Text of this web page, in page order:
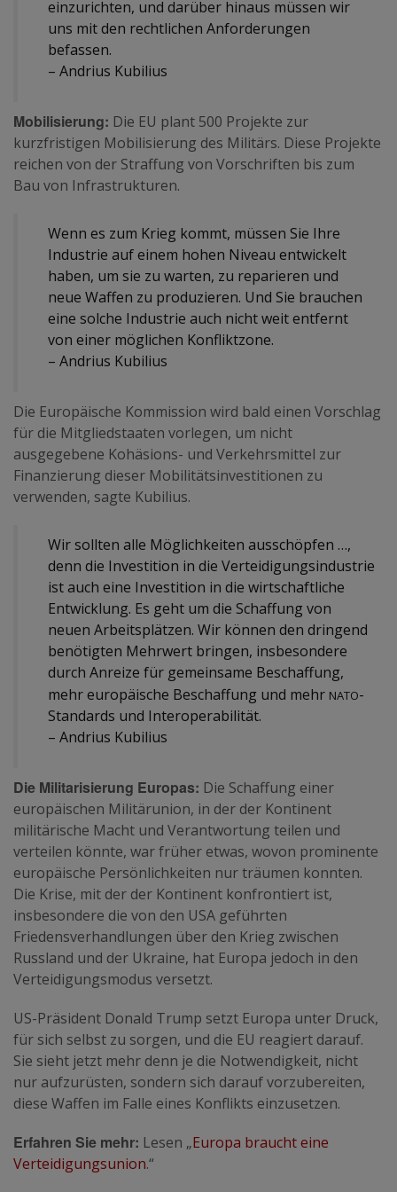
einzurichten, und darüber hinaus müssen wir
uns mit den rechtlichen Anforderungen
befassen.
– Andrius Kubilius
Mobilisierung: Die EU plant 500 Projekte zur
kurzfristigen Mobilisierung des Militärs. Diese Projekte
reichen von der Straffung von Vorschriften bis zum
Bau von Infrastrukturen.
Wenn es zum Krieg kommt, müssen Sie Ihre
Industrie auf einem hohen Niveau entwickelt
haben, um sie zu warten, zu reparieren und
neue Waffen zu produzieren. Und Sie brauchen
eine solche Industrie auch nicht weit entfernt
von einer möglichen Konfliktzone.
– Andrius Kubilius
Die Europäische Kommission wird bald einen Vorschlag
für die Mitgliedstaaten vorlegen, um nicht
ausgegebene Kohäsions- und Verkehrsmittel zur
Finanzierung dieser Mobilitätsinvestitionen zu
verwenden, sagte Kubilius.
Wir sollten alle Möglichkeiten ausschöpfen …,
denn die Investition in die Verteidigungsindustrie
ist auch eine Investition in die wirtschaftliche
Entwicklung. Es geht um die Schaffung von
neuen Arbeitsplätzen. Wir können den dringend
benötigten Mehrwert bringen, insbesondere
durch Anreize für gemeinsame Beschaffung,
mehr europäische Beschaffung und mehr nato-
Standards und Interoperabilität.
– Andrius Kubilius
Die Militarisierung Europas: Die Schaffung einer
europäischen Militärunion, in der der Kontinent
militärische Macht und Verantwortung teilen und
verteilen könnte, war früher etwas, wovon prominente
europäische Persönlichkeiten nur träumen konnten.
Die Krise, mit der der Kontinent konfrontiert ist,
insbesondere die von den USA geführten
Friedensverhandlungen über den Krieg zwischen
Russland und der Ukraine, hat Europa jedoch in den
Verteidigungsmodus versetzt.
US-Präsident Donald Trump setzt Europa unter Druck,
für sich selbst zu sorgen, und die EU reagiert darauf.
Sie sieht jetzt mehr denn je die Notwendigkeit, nicht
nur aufzurüsten, sondern sich darauf vorzubereiten,
diese Waffen im Falle eines Konflikts einzusetzen.
Erfahren Sie mehr: Lesen „Europa braucht eine
Verteidigungsunion.“